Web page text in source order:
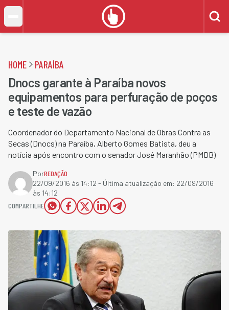
HOME PARAÍBA
Dnocs garante à Paraíba novos
equipamentos para perfuração de poços
e teste de vazão
Coordenador do Departamento Nacional de Obras Contra as
Secas (Dnocs) na Paraíba, Alberto Gomes Batista, deu a
notícia após encontro com o senador José Maranhão (PMDB)
PorREDAÇÃO
22/09/2016 às 14:12 - Última atualização em: 22/09/2016
às 14:12
COMPARTILHE